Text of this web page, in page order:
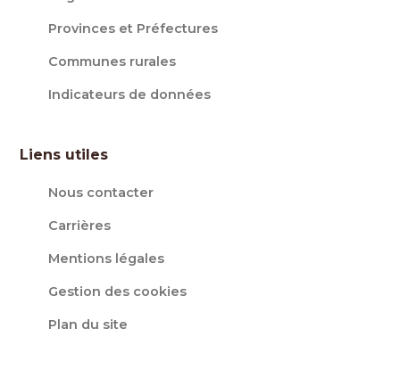
Provinces et Préfectures
Communes rurales
Indicateurs de données
Liens utiles
Nous contacter
Carrières
Mentions légales
Gestion des cookies
Plan du site